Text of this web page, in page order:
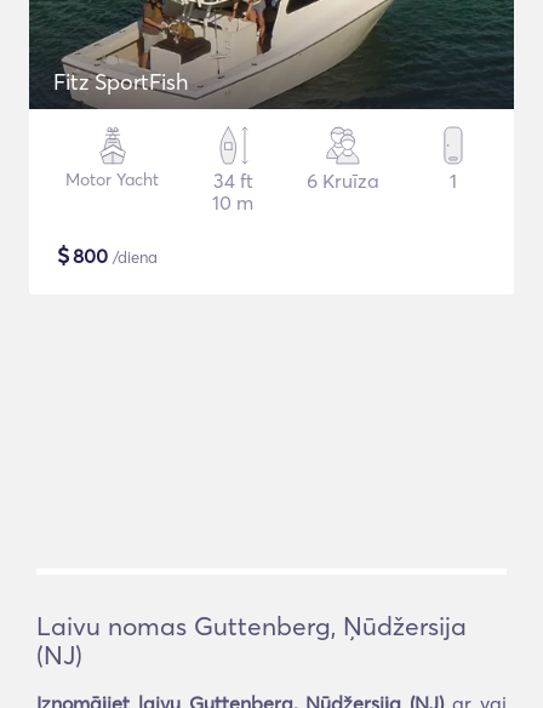
Fitz SportFish
Motor Yacht
34 ft
10 m
6 Kruīza 1
$800 /diena
Laivu nomas Guttenberg, Ņūdžersija
(NJ)
Iznomājiet laivu Guttenberg, Ņūdžersija (NJ)ar vai